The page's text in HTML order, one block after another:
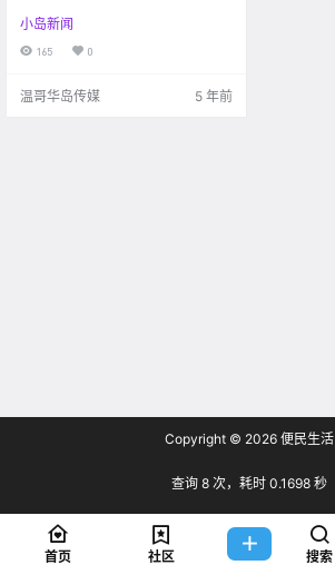
小岛新闻
165 0
温哥华岛传媒 5 年前
Copyright © 2026 便民生活
查询 8 次，耗时 0.1698 秒
首页 社区 搜索